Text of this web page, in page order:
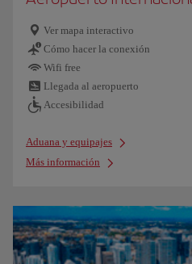
Ver mapa interactivo
Cómo hacer la conexión
Wifi free
Llegada al aeropuerto
Accesibilidad
Aduana y equipajes
Más información